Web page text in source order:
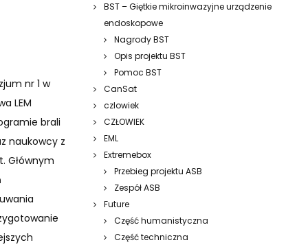
nr 1 w
LEM
brali
naukowcy z
Głównym
BST – Giętkie mikroinwazyjne urządzenie
endoskopowe
Nagrody BST
Opis projektu BST
Pomoc BST
CanSat
czlowiek
CZŁOWIEK
EML
Extremebox
Przebieg projektu ASB
Zespół ASB
Future
Część humanistyczna
Część techniczna